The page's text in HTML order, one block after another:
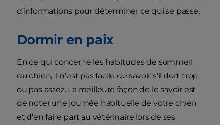
d’informations pour déterminer ce qui se passe.
Dormir en paix
En ce qui concerne les habitudes de sommeil
du chien, il n’est pas facile de savoir s’il dort trop
ou pas assez. La meilleure façon de le savoir est
de noter une journée habituelle de votre chien
et d’en faire part au vétérinaire lors de ses